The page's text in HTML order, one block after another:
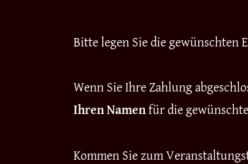
Bitte legen Sie die
Wenn Sie Ihre Zahlung
Ihren Namenfür die
Kommen Sie zum